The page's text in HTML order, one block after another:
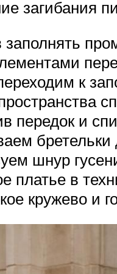
загибания
к
передок и
бретельки
шнур
платье в
кружево и